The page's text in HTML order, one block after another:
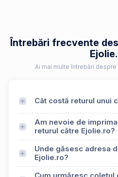
Întrebări frecvente
Ai mai multe întrebări
Cât costă returul unui
Am nevoie de
returul către Ejolie.ro?
Unde găsesc adresa
Ejolie.ro?